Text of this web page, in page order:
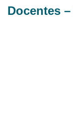
Docentes –